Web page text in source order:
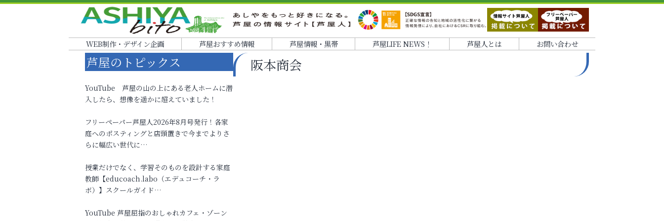
WEB制作・デザイン企画 芦屋おすすめ情報 芦屋情報・黒帯 芦屋LIFE NEWS！ 芦屋人とは お問い合わせ
阪本商会
芦屋のトピックス
YouTube 芦屋の山の上にある老人ホームに潜
入したら、想像を遥かに超えていました！
フリーペーパー芦屋人2026年8月号発行！各家
庭へのポスティングと店頭置きで今までよりさ
らに幅広い世代に…
授業だけでなく、学習そのものを設計する家庭
教師【educoach.labo（エデュコーチ・ラ
ボ）】スクールガイド…
YouTube 芦屋屈指のおしゃれカフェ・ゾーン